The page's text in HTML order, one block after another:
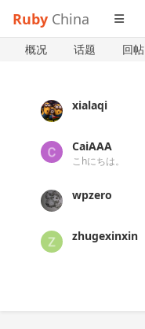
Ruby China
概况 话题 回帖
xialaqi
CaiAAA
こhにちは。
wpzero
zhugexinxin